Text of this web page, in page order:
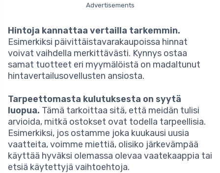
Advertisements
Hintoja kannattaa vertailla tarkemmin.
Esimerkiksi päivittäistavarakaupoissa hinnat
voivat vaihdella merkittävästi. Kynnys ostaa
samat tuotteet eri myymälöistä on madaltunut
hintavertailusovellusten ansiosta.
Tarpeettomasta kulutuksesta on syytä
luopua. Tämä tarkoittaa sitä, että meidän tulisi
arvioida, mitkä ostokset ovat todella tarpeellisia.
Esimerkiksi, jos ostamme joka kuukausi uusia
vaatteita, voimme miettiä, olisiko järkevämpää
käyttää hyväksi olemassa olevaa vaatekaappia tai
etsiä käytettyjä vaihtoehtoja.